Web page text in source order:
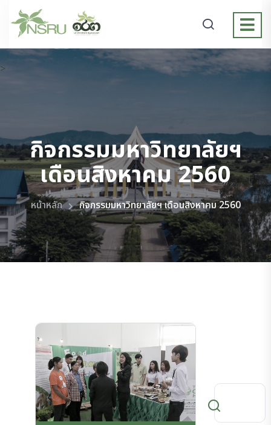
>
กิจกรรมมหาวิทยาลัยฯ
เดือนสิงหาคม 2560
หน้าหลัก กิจกรรมมหาวิทยาลัยฯ เดือนสิงหาคม 2560